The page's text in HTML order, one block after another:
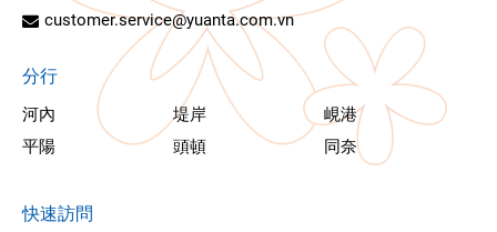
customer.service@yuanta.com.vn
分行
河內 堤岸
峴港
平陽
頭頓 同奈
快速訪問